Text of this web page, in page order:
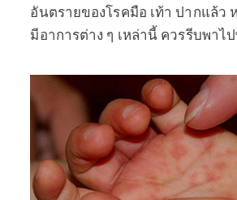
อันตรายของโรคมือ เท้า ปากแล้ว
มีอาการต่าง ๆ เหล่านี้ ควรรีบพาไ